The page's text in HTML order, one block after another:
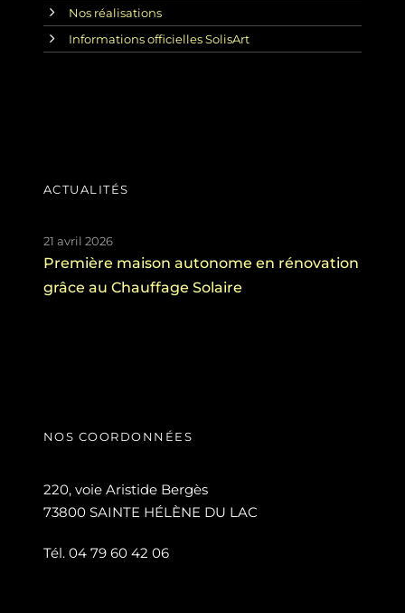
Nos réalisations
Informations officielles SolisArt
ACTUALITÉS
21 avril 2026
Première maison autonome en rénovation
grâce au Chauffage Solaire
NOS COORDONNÉES
220, voie Aristide Bergès
73800 SAINTE HÉLÈNE DU LAC
Tél. 04 79 60 42 06